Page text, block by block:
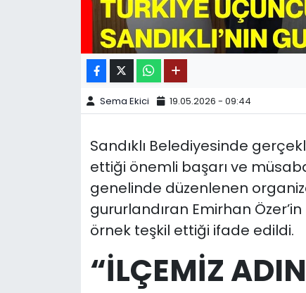
Sema Ekici 19.05.2026 - 09:44
Sandıklı Belediyesinde
ettiği önemli başarı ve
genelinde düzenlenen
gururlandıran Emirhan
örnek teşkil ettiği ifade edildi.
“İLÇEMİZ